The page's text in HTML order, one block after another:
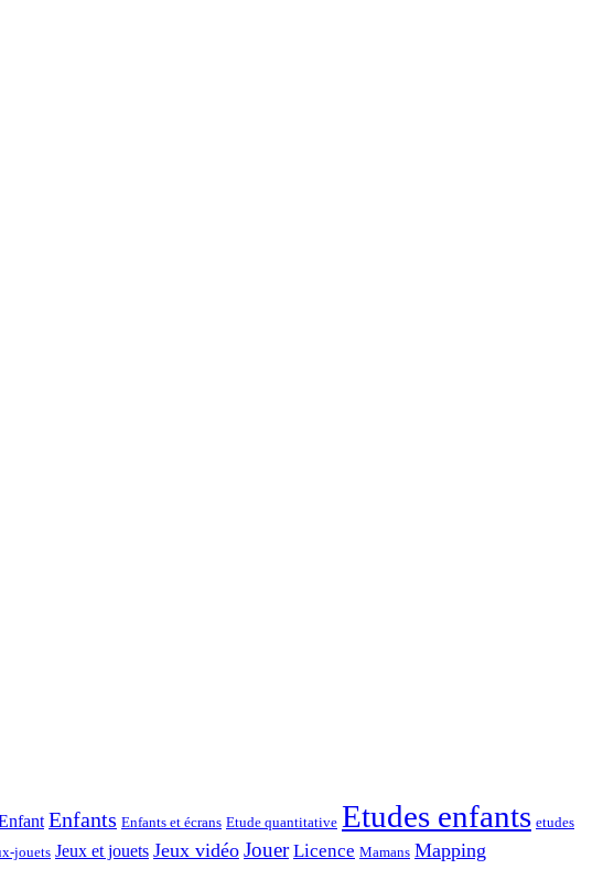
Enfants Enfants et écrans Etude quantitative Etudes enfants etudes
jouets Jeux et jouets Jeux vidéo Jouer Licence Mamans Mapping